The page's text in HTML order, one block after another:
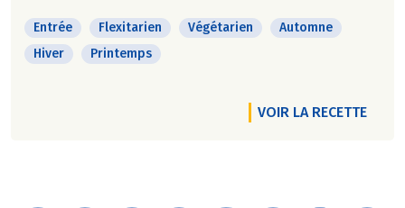
Entrée Flexitarien Végétarien
Automne
Hiver
Printemps
VOIR LA RECETTE